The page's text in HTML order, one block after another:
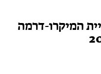
תעשיית המיקרו-דרמה